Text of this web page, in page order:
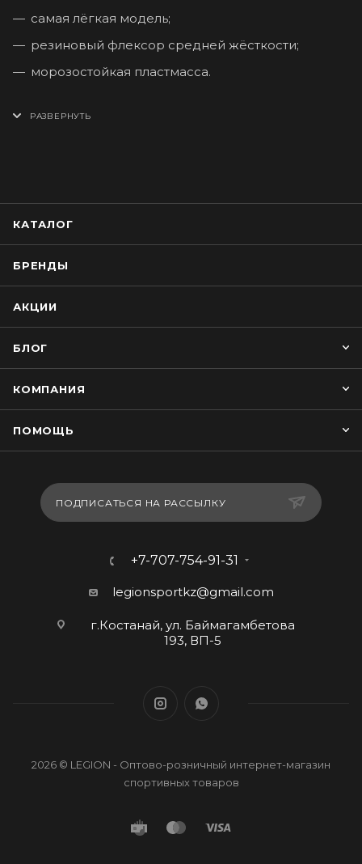
самая лёгкая модель;
резиновый флексор средней жёсткости;
морозостойкая пластмасса.
КАТАЛОГ
БРЕНДЫ
АКЦИИ
БЛОГ
КОМПАНИЯ
ПОМОЩЬ
ПОДПИСАТЬСЯ НА РАССЫЛКУ
+7-707-754-91-31
legionsportkz@gmail.com
г.Костанай, ул. Баймагамбетова
193, ВП-5
2026 © LEGION - Оптово-розничный интернет-магазин
спортивных товаров